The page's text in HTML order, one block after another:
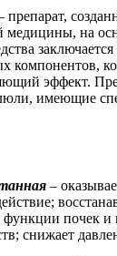
медицины, на
компонентов,
эффект.
имеющие
–
почек и
снижает